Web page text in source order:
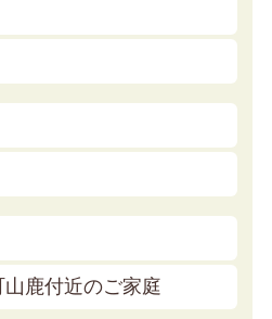
鹿付近のご家庭